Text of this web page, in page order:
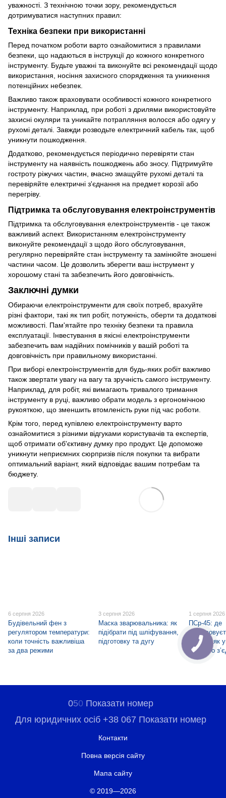
уважності. З технічною точки зору, рекомендується
дотримуватися наступних правил:
Техніка безпеки при використанні
Перед початком роботи варто ознайомитися з правилами
безпеки, що надаються в інструкції до кожного конкретного
інструменту. Будьте уважні та виконуйте всі рекомендації щодо
використання, носіння захисного спорядження та уникнення
потенційних небезпек.
Важливо також враховувати особливості кожного конкретного
інструменту. Наприклад, при роботі з дрилями використовуйте
захисні окуляри та уникайте потрапляння волосся або одягу у
рухомі деталі. Завжди розводьте електричний кабель так, щоб
уникнути пошкодження.
Додатково, рекомендується періодично перевіряти стан
інструменту на наявність пошкоджень або зносу. Підтримуйте
гостроту ріжучих частин, вчасно змащуйте рухомі деталі та
перевіряйте електричні з'єднання на предмет корозії або
перегріву.
Підтримка та обслуговування електроінструментів
Підтримка та обслуговування електроінструментів - це також
важливий аспект. Використанням електроінструменту
виконуйте рекомендації з щодо його обслуговування,
регулярно перевіряйте стан інструменту та замінюйте зношені
частини часом. Це дозволить зберегти ваш інструмент у
хорошому стані та забезпечить його довговічність.
Заключні думки
Обираючи електроінструменти для своїх потреб, врахуйте
різні фактори, такі як тип робіт, потужність, оберти та додаткові
можливості. Пам'ятайте про техніку безпеки та правила
експлуатації. Інвестування в якісні електроінструменти
забезпечить вам надійних помічників у вашій роботі та
довговічність при правильному використанні.
При виборі електроінструментів для будь-яких робіт важливо
також звертати увагу на вагу та зручність самого інструменту.
Наприклад, для робіт, які вимагають тривалого тримання
інструменту в руці, важливо обрати модель з ергономічною
рукояткою, що зменшить втомленість руки під час роботи.
Крім того, перед купівлею електроінструменту варто
ознайомитися з різними відгуками користувачів та експертів,
щоб отримати об'єктивну думку про продукт. Це допоможе
уникнути неприємних сюрпризів після покупки та вибрати
оптимальний варіант, який відповідає вашим потребам та
бюджету.
Інші записи
6 серпня 2026
Будівельний фен з
регулятором температури:
коли точність важливіша
за два режими
3 серпня 2026
Маска зварювальника: як
підібрати під шліфування,
підготовку та дугу
1 серпня 2026
ПСр-45: де
припій і як
крихкого
050 Показати номер
Для юридичних осіб +38 067 Показати номер
Контакти
Повна версія сайту
Мапа сайту
© 2019—2026